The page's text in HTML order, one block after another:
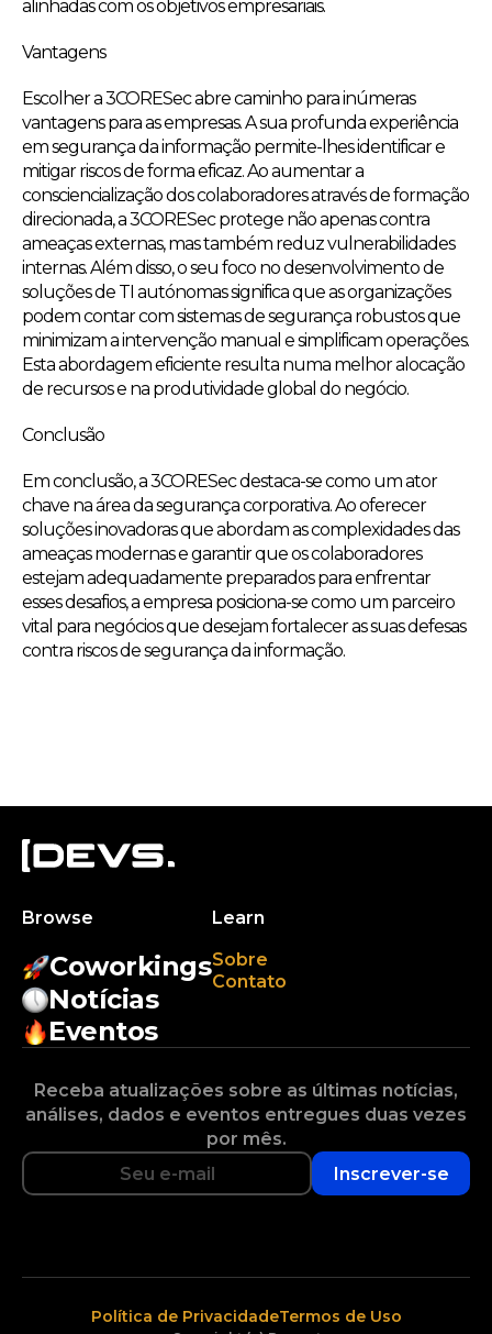
alinhadas com os objetivos empresariais.
Vantagens
Escolher a 3CORESec abre caminho para inúmeras
vantagens para as empresas. A sua profunda experiência
em segurança da informação permite-lhes identificar e
mitigar riscos de forma eficaz. Ao aumentar a
consciencialização dos colaboradores através de formação
direcionada, a 3CORESec protege não apenas contra
ameaças externas, mas também reduz vulnerabilidades
internas. Além disso, o seu foco no desenvolvimento de
soluções de TI autónomas significa que as organizações
podem contar com sistemas de segurança robustos que
minimizam a intervenção manual e simplificam operações.
Esta abordagem eficiente resulta numa melhor alocação
de recursos e na produtividade global do negócio.
Conclusão
Em conclusão, a 3CORESec destaca-se como um ator
chave na área da segurança corporativa. Ao oferecer
soluções inovadoras que abordam as complexidades das
ameaças modernas e garantir que os colaboradores
estejam adequadamente preparados para enfrentar
esses desafios, a empresa posiciona-se como um parceiro
vital para negócios que desejam fortalecer as suas defesas
contra riscos de segurança da informação.
Browse
Coworkings
Notícias
Eventos
Learn
Sobre
Contato
Receba atualizações sobre as últimas notícias,
análises, dados e eventos entregues duas vezes
por mês.
Inscrever-se
Política de PrivacidadeTermos de Uso